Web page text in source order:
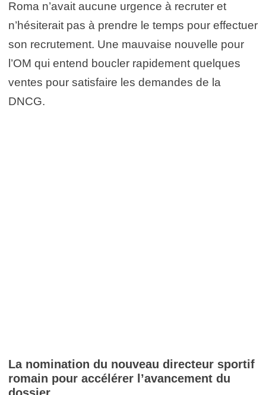
Roma n’avait aucune urgence à recruter et
n’hésiterait pas à prendre le temps pour effectuer
son recrutement. Une mauvaise nouvelle pour
l’OM qui entend boucler rapidement quelques
ventes pour satisfaire les demandes de la
DNCG.
La nomination du nouveau directeur sportif
romain pour accélérer l’avancement du